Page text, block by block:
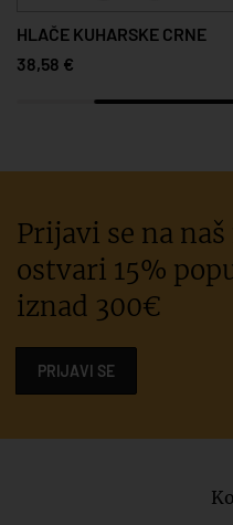
HLAČE KUHARSKE CRNE
38,58 €
Prijavi se na
ostvari 15%
iznad 300€
PRIJAVI SE